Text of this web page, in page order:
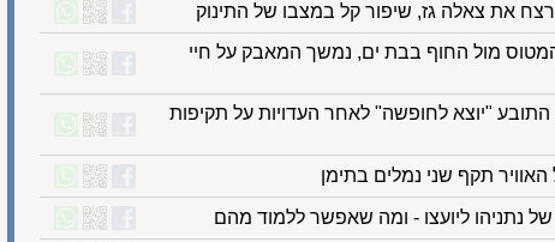
את צאלה גז, שיפור קל במצבו של התינוק
מול החוף בבת ים, נמשך המאבק על חיי
"יוצא לחופשה" לאחר העדויות על תקיפות
של נתניהו ליועצו - ומה שאפשר ללמוד מהם